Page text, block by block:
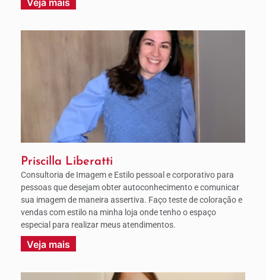
Veja mais
Priscilla Liberatti
Consultoria de Imagem e Estilo pessoal e corporativo para
pessoas que desejam obter autoconhecimento e comunicar
sua imagem de maneira assertiva. Faço teste de coloração e
vendas com estilo na minha loja onde tenho o espaço
especial para realizar meus atendimentos.
Veja mais